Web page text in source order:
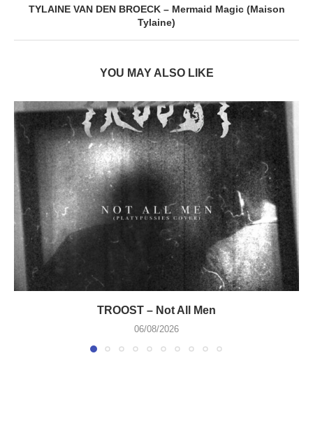
TYLAINE VAN DEN BROECK – Mermaid Magic (Maison
Tylaine)
YOU MAY ALSO LIKE
TROOST – Not All Men
06/08/2026